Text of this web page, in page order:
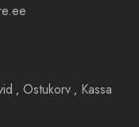
Ostukorv
Kassa